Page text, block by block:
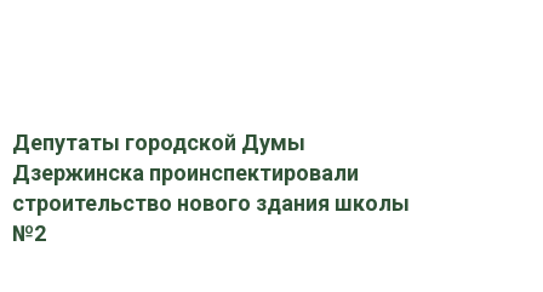
Депутаты городской Думы
Дзержинска проинспектировали
строительство нового здания школы
№2